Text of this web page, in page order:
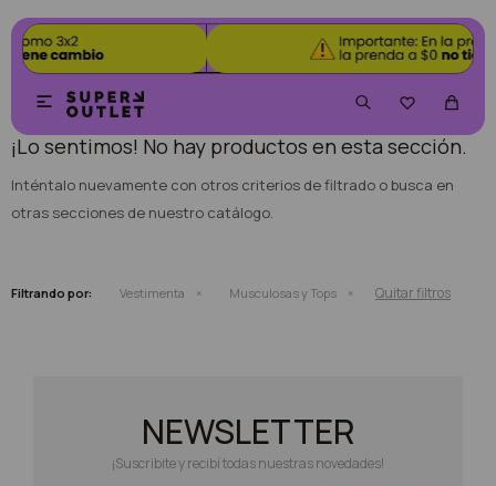

 NO SE HAN RECUPERADO PRODUCTOS
¡Lo sentimos! No hay productos en esta sección.
Inténtalo nuevamente con otros criterios de filtrado o busca en
otras secciones de nuestro catálogo.
Filtrando por: Vestimenta Musculosas y Tops Quitar filtros
NEWSLETTER
¡Suscribite y recibí todas nuestras novedades!